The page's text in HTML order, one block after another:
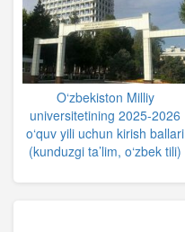
O‘zbekiston Milliy
universitetining 2025-2026
o‘quv yili uchun kirish ballari
(kunduzgi ta’lim, o‘zbek tili)